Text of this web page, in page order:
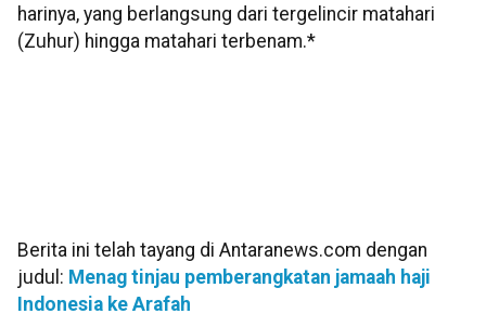
harinya, yang berlangsung dari tergelincir matahari
(Zuhur) hingga matahari terbenam.*
Berita ini telah tayang di Antaranews.com dengan
judul: Menag tinjau pemberangkatan jamaah haji
Indonesia ke Arafah